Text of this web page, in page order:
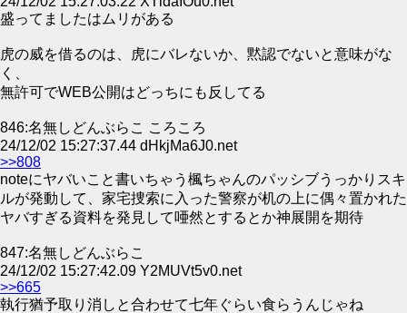
盛ってましたはムリがある
虎の威を借るのは、虎にバレないか、黙認でないと意味がな
く、
無許可でWEB公開はどっちにも反してる
846:名無しどんぶらこ ころころ
24/12/02 15:27:37.44 dHkjMa6J0.net
>>808
noteにヤバいこと書いちゃう楓ちゃんのパッシブうっかりスキ
ルが発動して、家宅捜索に入った警察が机の上に偶々置かれた
ヤバすぎる資料を発見して唖然とするとか神展開を期待
847:名無しどんぶらこ
24/12/02 15:27:42.09 Y2MUVt5v0.net
>>665
執行猶予取り消しと合わせて七年ぐらい食らうんじゃね